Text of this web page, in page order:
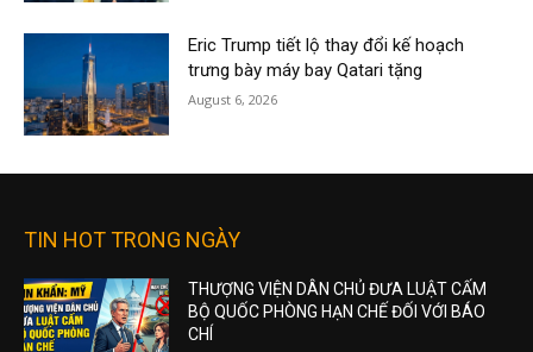
Eric Trump tiết lộ thay đổi kế hoạch
trưng bày máy bay Qatari tặng
August 6, 2026
TIN HOT TRONG NGÀY
THƯỢNG VIỆN DÂN CHỦ ĐƯA LUẬT CẤM
BỘ QUỐC PHÒNG HẠN CHẾ ĐỐI VỚI BÁO
CHÍ